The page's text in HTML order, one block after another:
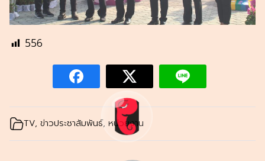
556
TV, ข่าวประชาสัมพันธ์, หน่วยงาน